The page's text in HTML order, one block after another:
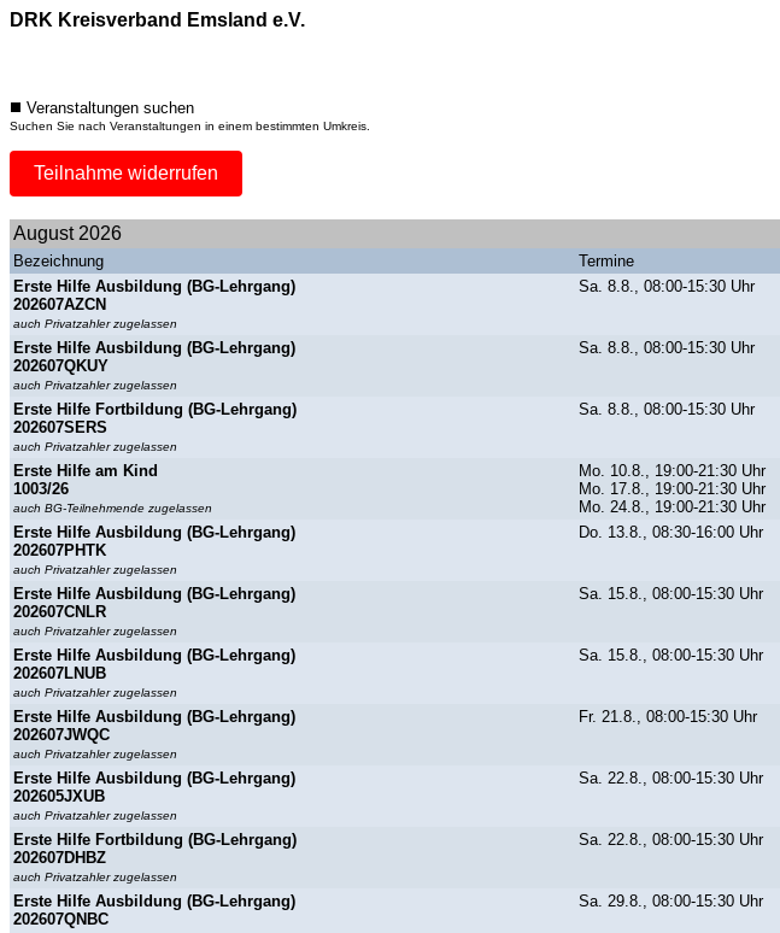
DRK Kreisverband Emsland e.V.
Veranstaltungen suchen
Suchen Sie nach Veranstaltungen in einem bestimmten Umkreis.
Teilnahme widerrufen
August 2026
Bezeichnung Termine
Erste Hilfe Ausbildung (BG-Lehrgang)
202607AZCN
auch Privatzahler zugelassen
Sa. 8.8., 08:00-15:30 Uhr
Erste Hilfe Ausbildung (BG-Lehrgang)
202607QKUY
auch Privatzahler zugelassen
Sa. 8.8., 08:00-15:30 Uhr
Erste Hilfe Fortbildung (BG-Lehrgang)
202607SERS
auch Privatzahler zugelassen
Sa. 8.8., 08:00-15:30 Uhr
Erste Hilfe am Kind
1003/26
auch BG-Teilnehmende zugelassen
Mo. 10.8., 19:00-21:30 Uhr
Mo. 17.8., 19:00-21:30 Uhr
Mo. 24.8., 19:00-21:30 Uhr
Erste Hilfe Ausbildung (BG-Lehrgang)
202607PHTK
auch Privatzahler zugelassen
Do. 13.8., 08:30-16:00 Uhr
Erste Hilfe Ausbildung (BG-Lehrgang)
202607CNLR
auch Privatzahler zugelassen
Sa. 15.8., 08:00-15:30 Uhr
Erste Hilfe Ausbildung (BG-Lehrgang)
202607LNUB
auch Privatzahler zugelassen
Sa. 15.8., 08:00-15:30 Uhr
Erste Hilfe Ausbildung (BG-Lehrgang)
202607JWQC
auch Privatzahler zugelassen
Fr. 21.8., 08:00-15:30 Uhr
Erste Hilfe Ausbildung (BG-Lehrgang)
202605JXUB
auch Privatzahler zugelassen
Sa. 22.8., 08:00-15:30 Uhr
Erste Hilfe Fortbildung (BG-Lehrgang)
202607DHBZ
auch Privatzahler zugelassen
Sa. 22.8., 08:00-15:30 Uhr
Erste Hilfe Ausbildung (BG-Lehrgang)
202607QNBC
Sa. 29.8., 08:00-15:30 Uhr